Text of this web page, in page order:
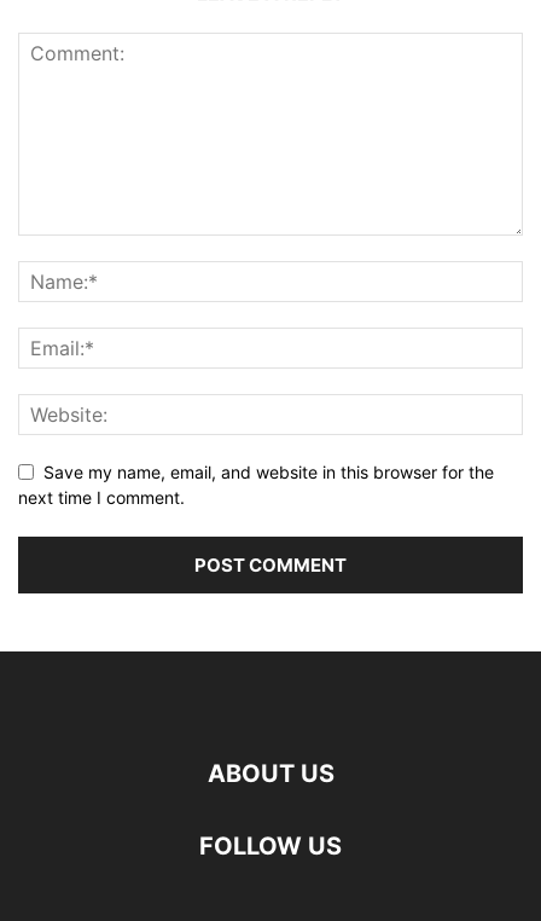
Save my name, email, and website in this browser for the
next time I comment.
ABOUT US
FOLLOW US